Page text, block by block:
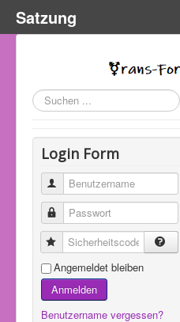
Suchen
...
Login Form
Benutzername
Passwort
Sicherheitscode
Angemeldet bleiben
Anmelden
Benutzername vergessen?
Satzung